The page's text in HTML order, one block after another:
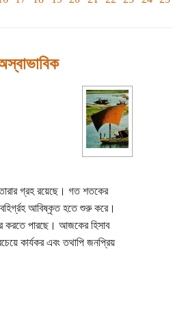
গ্রহ রয়েছে। গত শতকের
বহির্গ্রহ আবিষ্কৃত হতে শুরু করে।
করতে পারছে। আজকের হিসাব
কার্যকর এবং তথাপি জনপ্রিয়